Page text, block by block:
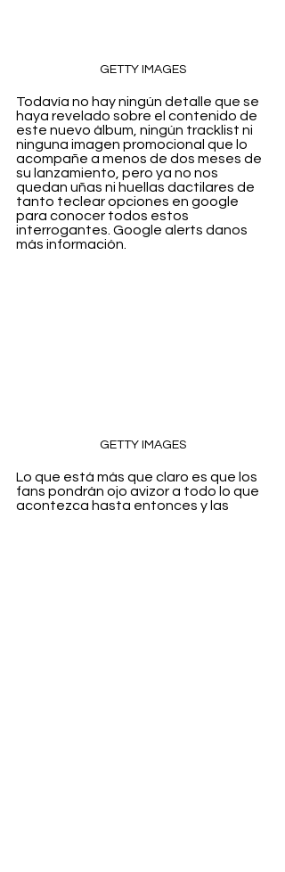
GETTY IMAGES
Todavía no hay ningún detalle que se
haya revelado sobre el contenido de
este nuevo álbum, ningún tracklist ni
ninguna imagen promocional que lo
acompañe a menos de dos meses de
su lanzamiento, pero ya no nos
quedan uñas ni huellas dactilares de
tanto teclear opciones en google
para conocer todos estos
interrogantes. Google alerts danos
más información.
GETTY IMAGES
Lo que está más que claro es que los
fans pondrán ojo avizor a todo lo que
acontezca hasta entonces y las